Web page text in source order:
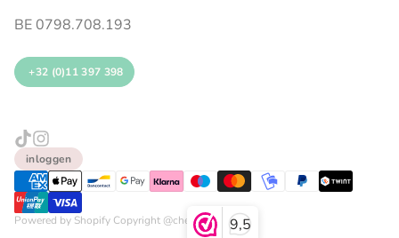
9,5
BE 0798.708.193
+32 (0)11 397 398
inloggen
Powered by Shopify Copyright @cheerio 2026